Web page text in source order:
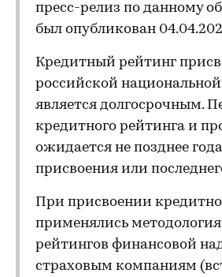
пресс-релиз по данному
был опубликован
Кредитный рейтинг
российской
является долгосрочным.
кредитного рейтинга и
ожидается не позднее
присвоения или
При присвоении
применялись
рейтингов финансовой
страховым компаниям